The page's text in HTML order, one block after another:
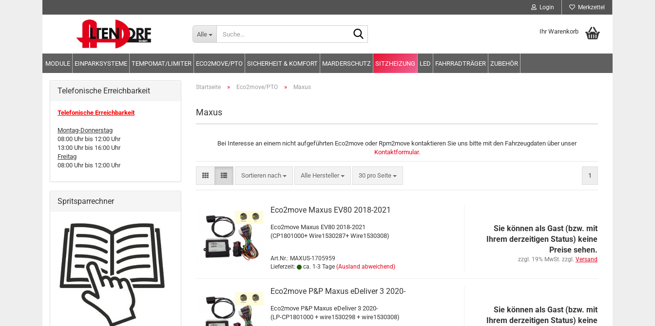
Login Merkzettel
Alle Ihr Warenkorb
MODULE EINPARKSYSTEME TEMPOMAT/LIMITER ECO2MOVE/PTO SICHERHEIT & KOMFORT MARDERSCHUTZ SITZHEIZUNG LED FAHRRADTRÄGER ZUBEHÖR
Startseite » Eco2move/PTO » Maxus
Maxus
Bei Interesse an einem nicht aufgeführten Eco2move oder Rpm2move kontaktieren Sie uns bitte mit den Fahrzeugdaten über unser
Kontaktformular.
Sortieren nach
Sortieren nach Alle Hersteller 30 pro Seite
pro Seite 1
Eco2move Maxus EV80 2018-2021
Eco2move Maxus EV80 2018-2021
(CP1801000+ Wire1530287+ Wire1530308)
Art.Nr.: MAXUS-1705959
Lieferzeit:
ca. 1-3 Tage (Ausland abweichend)
Sie können als Gast (bzw. mit
Ihrem derzeitigen Status) keine
Preise sehen.
zzgl. 19% MwSt. zzgl. Versand
Eco2move P&P Maxus eDeliver 3 2020-
Eco2move P&P Maxus eDeliver 3 2020-
(LP-CP1801000 + wire1530298 + wire1530308)
Sie können als Gast (bzw. mit
Ihrem derzeitigen Status) keine
Telefonische Erreichbarkeit
Telefonische Erreichbarkeit
Montag-Donnerstag
08:00 Uhr bis 12:00 Uhr
13:00 Uhr bis 16:00 Uhr
Freitag
08:00 Uhr bis 12:00 Uhr
Spritsparrechner